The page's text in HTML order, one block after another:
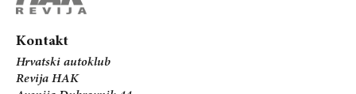
Kontakt
Hrvatski autoklub
Revija HAK